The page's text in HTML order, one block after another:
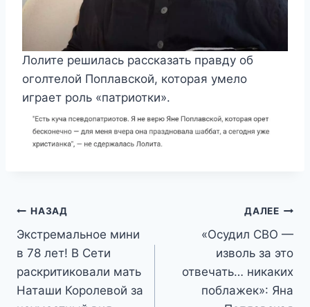
Лолите решилась рассказать правду об
оголтелой Поплавской, которая умело
играет роль «патриотки».
Навигация
по
записям
НАЗАД
Экстремальное мини
в 78 лет! В Сети
раскритиковали мать
Наташи Королевой за
ДАЛЕЕ
«Осудил СВО —
изволь за это
отвечать… никаких
поблажек»: Яна